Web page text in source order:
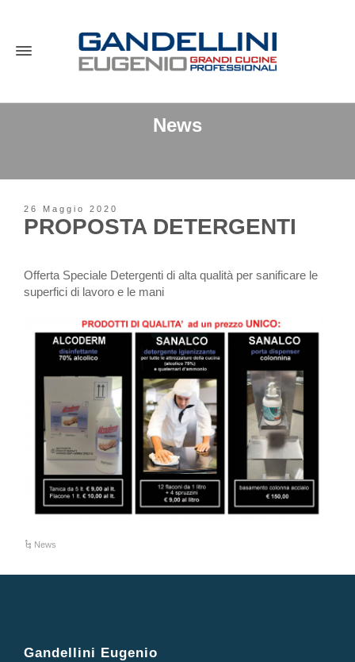
News
26 Maggio 2020
PROPOSTA DETERGENTI
Offerta Speciale Detergenti di alta qualità per sanificare le
superfici di lavoro e le mani
News
Gandellini Eugenio